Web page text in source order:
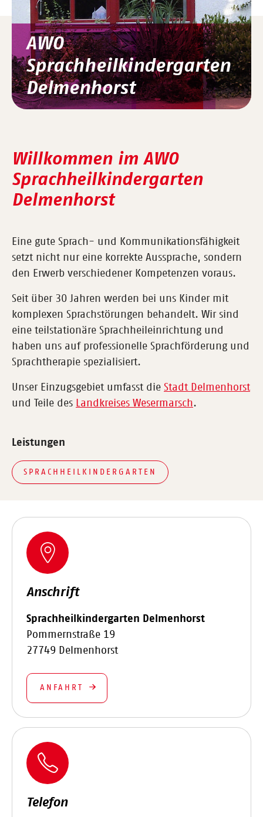
AWO
Sprachheilkindergarten
Delmenhorst
Willkommen im AWO
Sprachheilkindergarten
Delmenhorst
Eine gute Sprach- und Kommunikationsfähigkeit
setzt nicht nur eine korrekte Aussprache, sondern
den Erwerb verschiedener Kompetenzen voraus.
Seit über 30 Jahren werden bei uns Kinder mit
komplexen Sprachstörungen behandelt. Wir sind
eine teilstationäre Sprachheileinrichtung und
haben uns auf professionelle Sprachförderung und
Sprachtherapie spezialisiert.
Unser Einzugsgebiet umfasst die Stadt Delmenhorst
und Teile des Landkreises Wesermarsch.
Leistungen
SPRACHHEILKINDERGARTEN
Anschrift
Sprachheilkindergarten Delmenhorst
Pommernstraße 19
27749 Delmenhorst
ANFAHRT
Telefon